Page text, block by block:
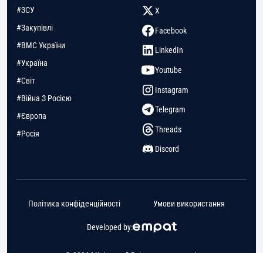
#ЗСУ
#Закупівлі
#ВМС України
#Україна
#Світ
#Війна З Росією
#Європа
#Росія
X
Facebook
LinkedIn
Youtube
Instagram
Telegram
Threads
Discord
Developed by:
Політика конфіденційності Умови використання